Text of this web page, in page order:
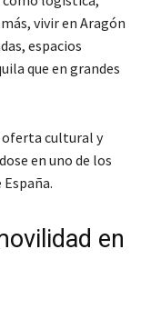
vivir en Aragón
espacios
que en grandes
cultural y
en uno de los
en